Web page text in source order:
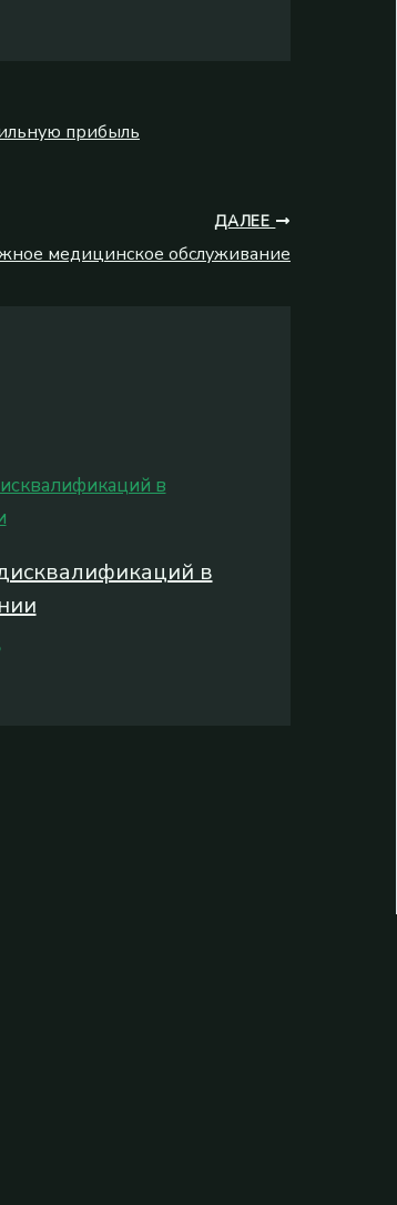
прибыль
ДАЛЕЕ
медицинское обслуживание
в